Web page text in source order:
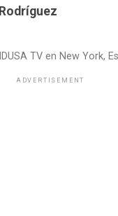
TV en New York,
ADVERTISEMENT